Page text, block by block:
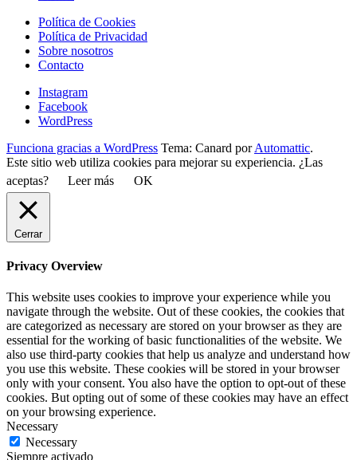
Política de Cookies
Política de Privacidad
Sobre nosotros
Contacto
Instagram
Facebook
WordPress
Funciona gracias a WordPress Tema: Canard porAutomattic.
Este sitio web utiliza cookies para mejorar su experiencia. ¿Las
aceptas?
Leer más OK
Cerrar
Privacy Overview
This website uses cookies to improve your experience while you
navigate through the website. Out of these cookies, the cookies that
are categorized as necessary are stored on your browser as they are
essential for the working of basic functionalities of the website. We
also use third-party cookies that help us analyze and understand how
you use this website. These cookies will be stored in your browser
only with your consent. You also have the option to opt-out of these
cookies. But opting out of some of these cookies may have an effect
on your browsing experience.
Necessary
Necessary
Siempre activado